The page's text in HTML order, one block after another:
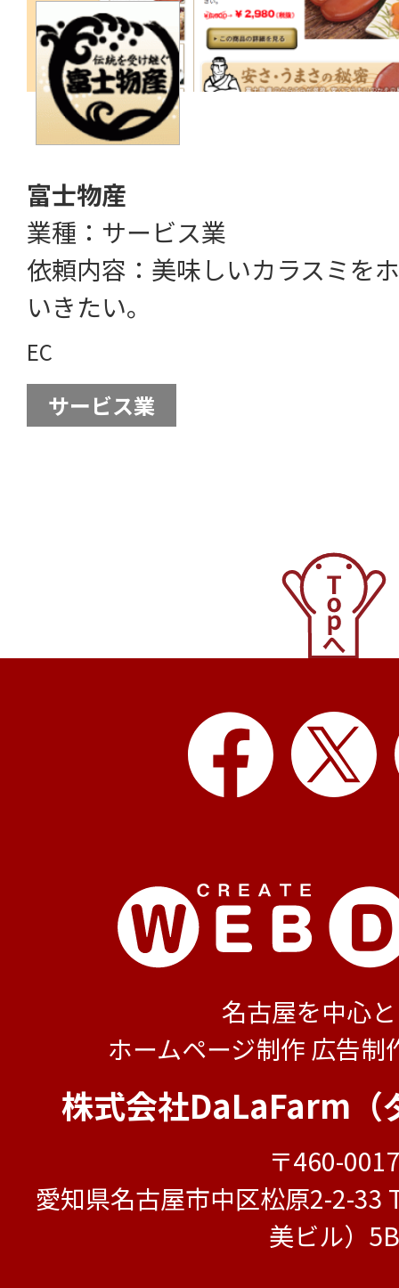
富士物産
業種：サービス業
依頼内容：美味しいカラスミを
いきたい。
EC
サービス業
名古屋を中心
ホームページ制作 広告制
株式会社DaLaFarm（
〒460-
愛知県名古屋市中区松原2-2-33
美ビル）5B